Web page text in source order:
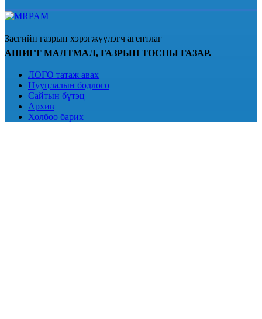
Засгийн газрын хэрэгжүүлэгч агентлаг
АШИГТ МАЛТМАЛ, ГАЗРЫН ТОСНЫ ГАЗАР.
ЛОГО татаж авах
Нууцлалын бодлого
Сайтын бүтэц
Архив
Холбоо барих